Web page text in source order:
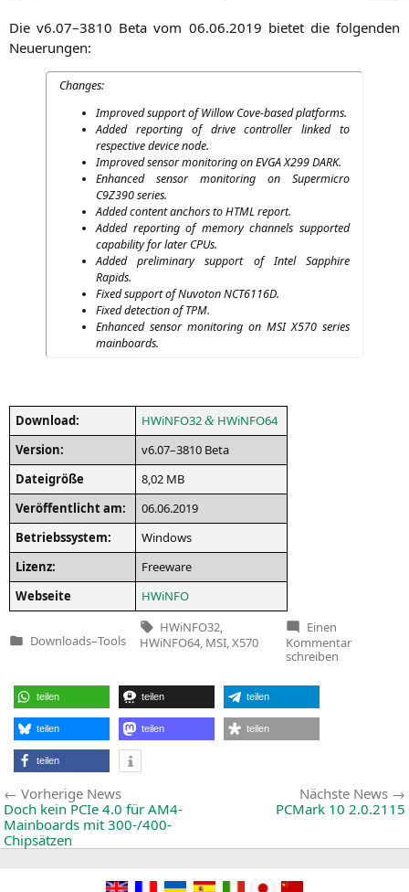
Die v6.07–3810 Beta vom 06.06.2019 bie­tet die fol­gen­den
Neuerungen:
Chan­ges:
Impro­ved sup­port of Wil­low Cove-based platforms.
Added report­ing of dri­ve con­trol­ler lin­ked to
respec­ti­ve device node.
Impro­ved sen­sor moni­to­ring onEVGAX299DARK.
Enhan­ced sen­sor moni­to­ring on Super­mi­cro
C9Z390series.
Added con­tent anchors toHTMLreport.
Added report­ing of memo­ry chan­nels sup­port­ed
capa­bi­li­ty for later CPUs.
Added preli­mi­na­ry sup­port of Intel Sap­phi­re
Rapids.
Fixed sup­port of Nuvo­tonNCT6116D.
Fixed detec­tion ofTPM.
Enhan­ced sen­sor moni­to­ring on MSI X570 series
mainboards.
Down­load: HWiNFO32& HWiNFO64
Ver­si­on:
v6.07–3810 Beta
Datei­grö­ße
8,02 MB
Ver­öf­fent­licht am:
06.06.2019
Betriebs­sys­tem:
Win­dows
Lizenz:
Free­ware
Web­sei­te
HWiN­FO
Veröffentlicht
Downloads–Tools
Tags:
HWiNFO32,
HWiNFO64, MSI, X570
Einen
Kommentarzu
schreiben
teilen teilen teilen
teilen teilen teilen
teilen
Beitragsnavigation
Vorherige NewsVorherige
News:
Doch kein PCIe 4.0 für AM4-
Mainboards mit 300-/400-
Chipsätzen
Nächste News
PCMark 10 2.0.2115